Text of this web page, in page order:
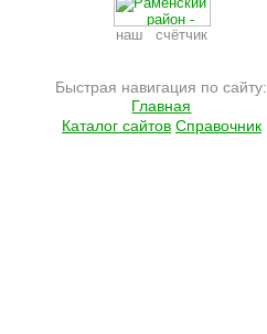
наш счётчик
Быстрая навигация по сайту:
Главная
Каталог сайтов Справочник